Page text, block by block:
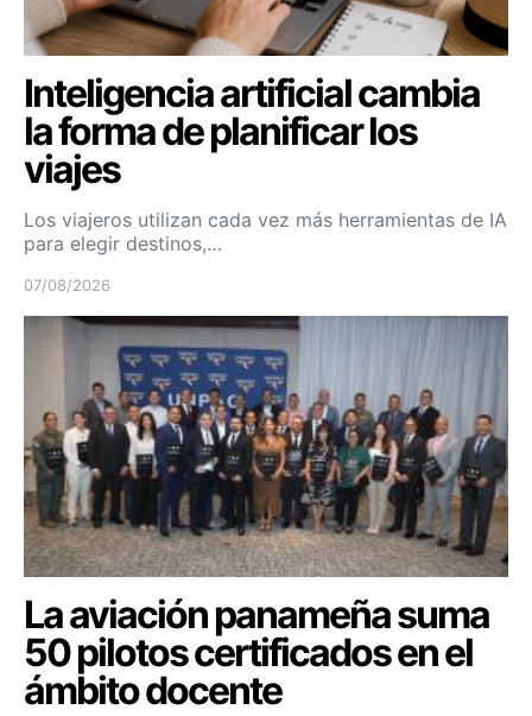
Inteligencia artificial cambia
la forma de planificar los
viajes
Los viajeros utilizan cada vez más herramientas de IA
para elegir destinos,…
07/08/2026
La aviación panameña suma
50 pilotos certificados en el
ámbito docente